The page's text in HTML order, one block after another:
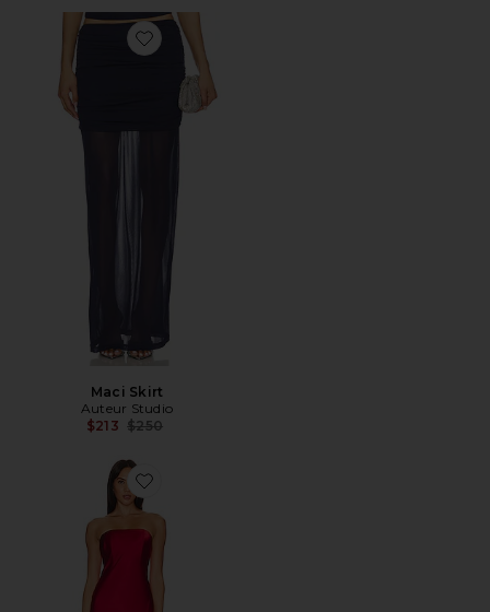
Favorite Maci Skirt
Maci Skirt
Auteur Studio
$213 Previous price:
$250
Favorite Eva Sleeveless Dress